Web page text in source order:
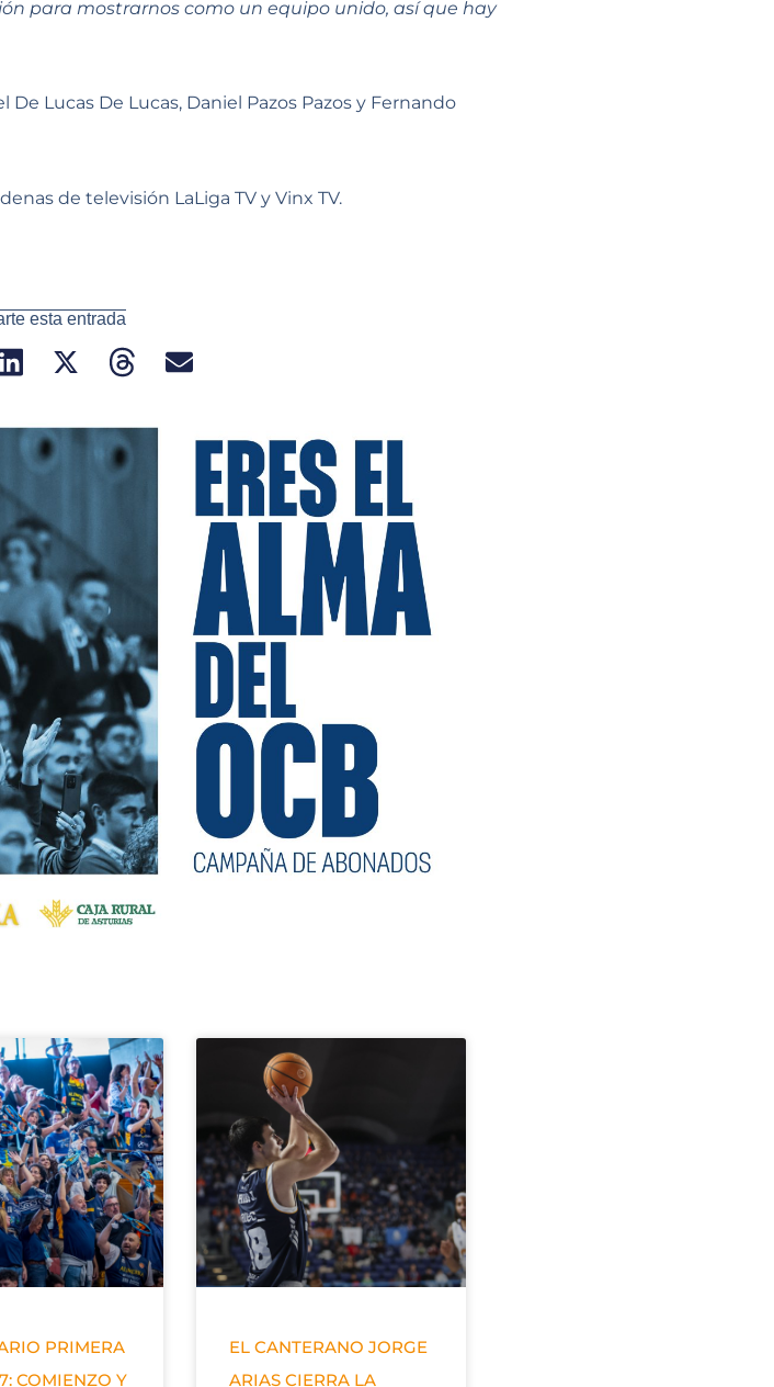
para mostrarnos como un equipo unido, así que hay
Lucas De Lucas, Daniel Pazos Pazos y Fernando
de televisión LaLiga TV y Vinx TV.
esta entrada
PRIMERA
COMIENZO Y
EL CANTERANO JORGE
ARIAS CIERRA LA